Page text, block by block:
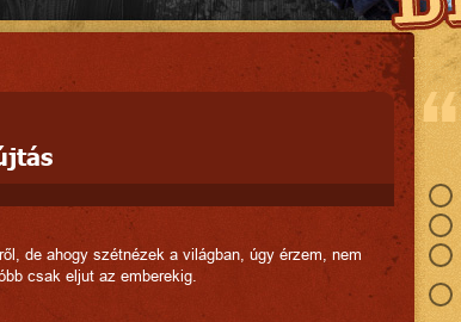
de ahogy szétnézek a világban, úgy érzem, nem
csak eljut az emberekig.